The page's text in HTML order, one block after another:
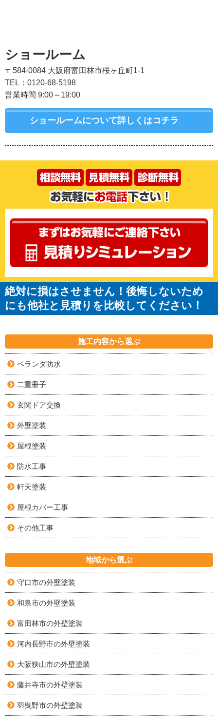
ショールーム
〒584-0084 大阪府富田林市桜ヶ丘町1-1
TEL：0120-68-5198
営業時間 9:00～19:00
ショールームについて詳しくはコチラ
絶対に損はさせません！後悔しないため
にも他社と見積りを比較してください！
施工内容から選ぶ
ベランダ防水
二重冊子
玄関ドア交換
外壁塗装
屋根塗装
防水工事
軒天塗装
屋根カバー工事
その他工事
地域から選ぶ
守口市の外壁塗装
和泉市の外壁塗装
富田林市の外壁塗装
河内長野市の外壁塗装
大阪狭山市の外壁塗装
藤井寺市の外壁塗装
羽曳野市の外壁塗装